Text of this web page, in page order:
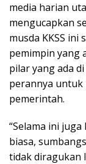
media harian
mengucapkan
musda KKSS
pemimpin yang
pilar yang ada
perannya untuk
pemerintah.
“Selama ini
biasa,
tidak diragukan